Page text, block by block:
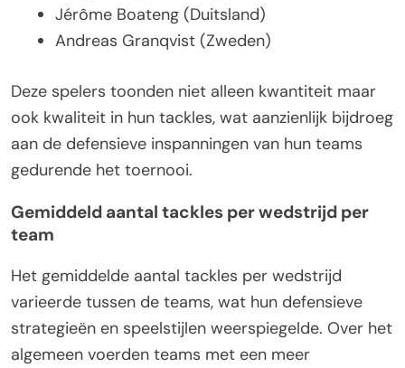
Jérôme Boateng (Duitsland)
Andreas Granqvist (Zweden)
Deze spelers toonden niet alleen kwantiteit maar
ook kwaliteit in hun tackles, wat aanzienlijk bijdroeg
aan de defensieve inspanningen van hun teams
gedurende het toernooi.
Gemiddeld aantal tackles per wedstrijd per
team
Het gemiddelde aantal tackles per wedstrijd
varieerde tussen de teams, wat hun defensieve
strategieën en speelstijlen weerspiegelde. Over het
algemeen voerden teams met een meer